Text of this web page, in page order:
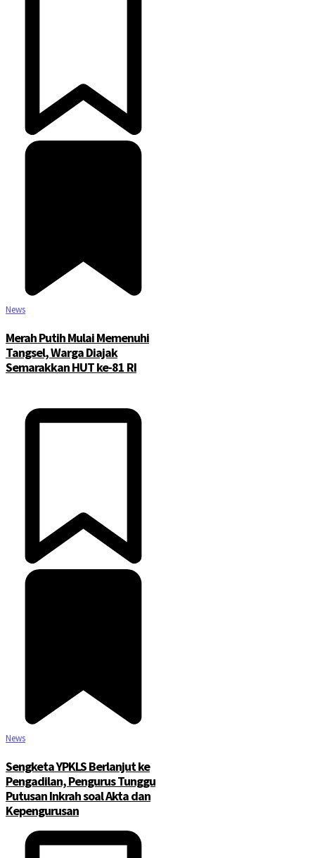
News
Merah Putih Mulai Memenuhi
Tangsel, Warga Diajak
Semarakkan HUT ke-81 RI
News
Sengketa YPKLS Berlanjut ke
Pengadilan, Pengurus Tunggu
Putusan Inkrah soal Akta dan
Kepengurusan